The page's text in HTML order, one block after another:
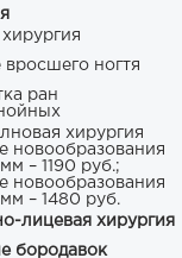
вросшего ногтя
ран
хирургия
новообразования
– 1190 руб.;
новообразования
– 1480 руб.
лицевая хирургия
бородавок